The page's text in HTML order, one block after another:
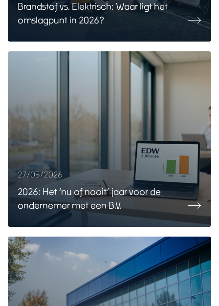
Brandstof vs. Elektrisch: Waar ligt het
omslagpunt in 2026?
27/05/2026
2026: Het ‘nu of nooit’ jaar voor de
ondernemer met een B.V.